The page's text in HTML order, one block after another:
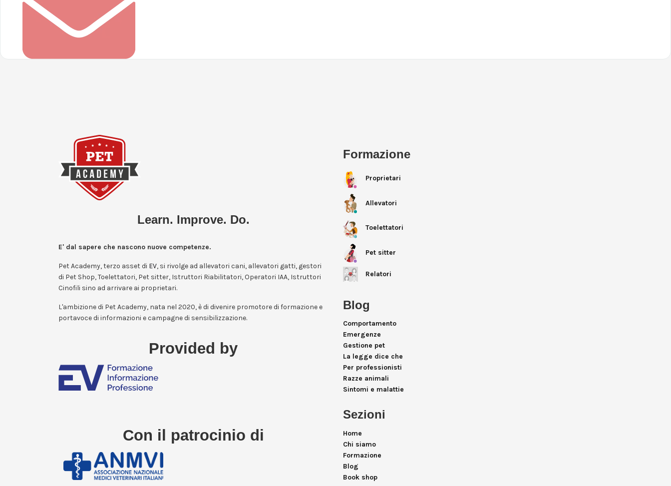
Learn. Improve. Do.
E' dal sapere che nascono nuove competenze.
Pet Academy, terzo asset di EV, si rivolge ad allevatori cani, allevatori gatti, gestori
di Pet Shop, Toelettatori, Pet sitter, Istruttori Riabilitatori, Operatori IAA, Istruttori
Cinofili sino ad arrivare ai proprietari.
L'ambizione di Pet Academy, nata nel 2020, è di divenire promotore di formazione e
portavoce di informazioni e campagne di sensibilizzazione.
Provided by
Con il patrocinio di
Formazione
Proprietari
Allevatori
Toelettatori
Pet sitter
Relatori
Blog
Comportamento
Emergenze
Gestione pet
La legge dice che
Per professionisti
Razze animali
Sintomi e malattie
Sezioni
Home
Chi siamo
Formazione
Blog
Book shop